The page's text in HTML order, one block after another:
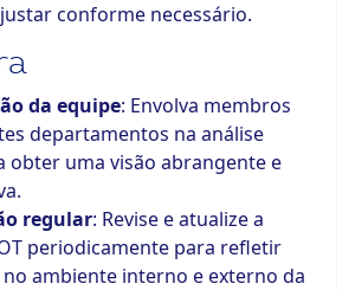
conforme necessário.
da equipe: Envolva membros
departamentos na análise
obter uma visão abrangente e
regular: Revise e atualize a
periodicamente para refletir
ambiente interno e externo da